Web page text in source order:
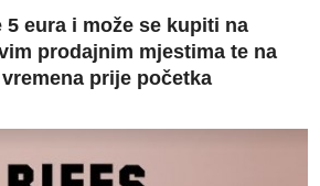
5 eura i može se kupiti na
prodajnim mjestima te na
prije početka